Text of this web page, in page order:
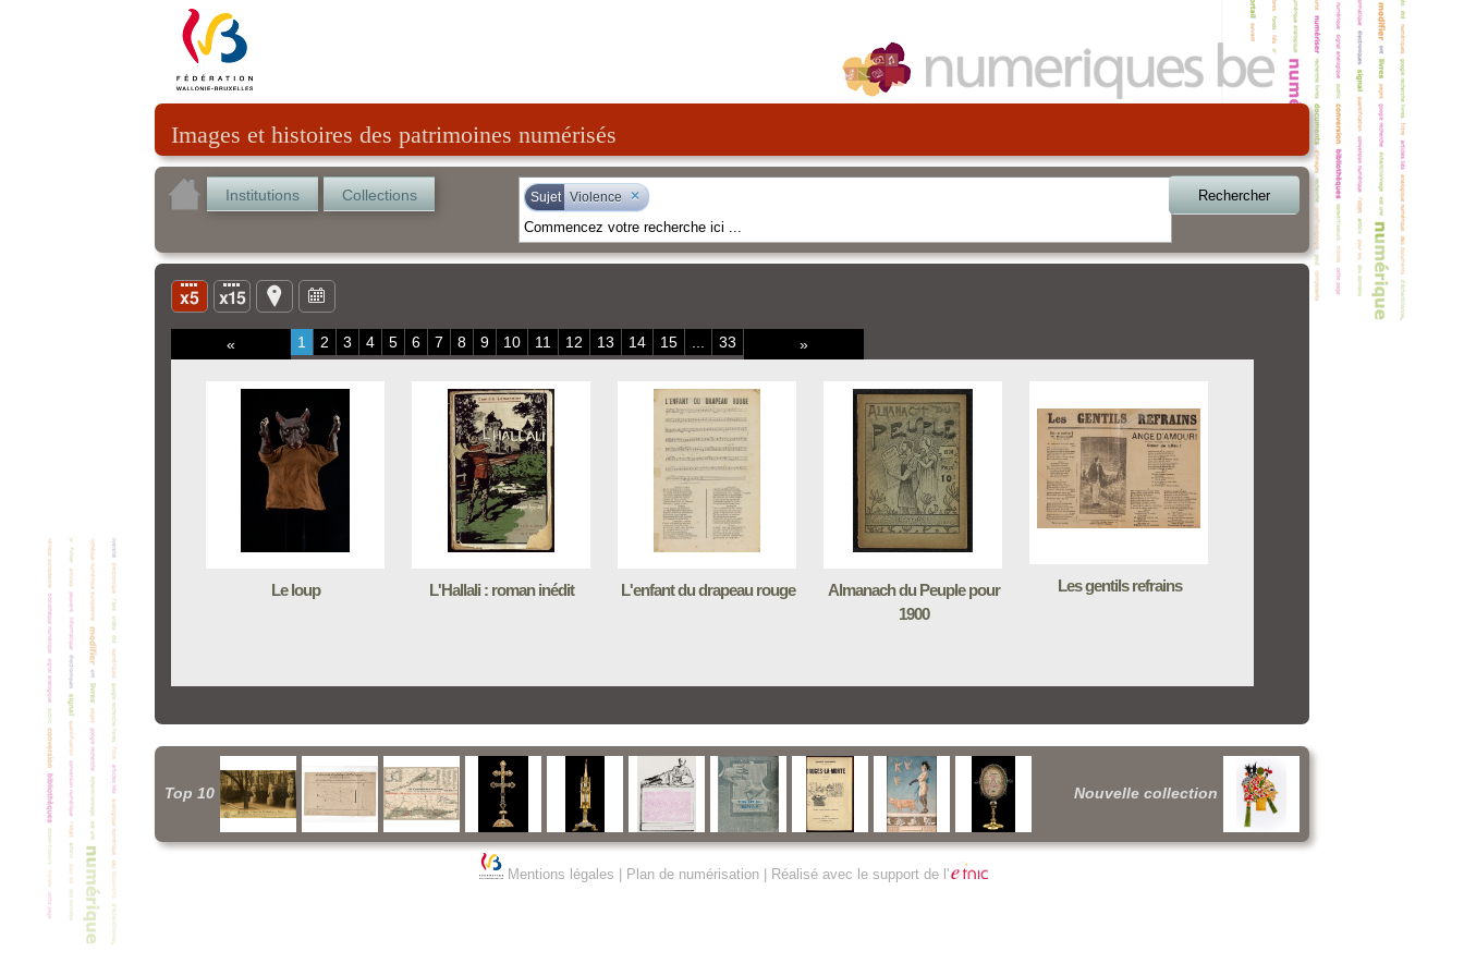
Images et histoires des patrimoines numérisés
Institutions Collections Sujet Violence × Rechercher
« 1 2 3 4 5 6 7 8 9 10 11 12 13 14 15 33 »
Le loup L'Hallali : roman inédit L'enfant du drapeau rouge
Almanach du Peuple pour
1900
Les gentils refrains
Top 10 Nouvelle collection
Mentions légales Plan de numérisation| Réalisé avec le support de l'